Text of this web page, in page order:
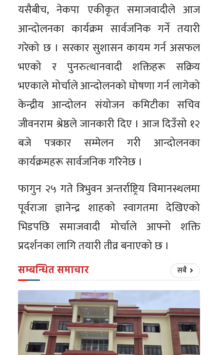
यसैबीच, नेकपा एकीकृत समाजवादीले आज
आन्दोलनका कार्यक्रम सार्वजनिक गर्ने तयारी
गरेको छ । सरकार सुशासन कायम गर्न असफल
भएको र पुनरुत्थानवादी शक्तिहरू सक्रिय
भएकाले मोर्चाले आन्दोलनको घोषणा गर्न लागेको
केन्द्रीय आन्दोलन संयोजन कमिटीका सचिव
जीवनराम श्रेष्ठले जानकारी दिए । आज दिउँसो १२
बजे पत्रकार सम्मेलन गरी आन्दोलनका
कार्यक्रमहरू सार्वजनिक गरिनेछ ।
फागुन २५ गते त्रिभुवन अन्तर्राष्ट्रिय विमानस्थलमा
पूर्वराजा ज्ञानेन्द्र शाहको स्वागतमा देखिएको
भिडपछि समाजवादी मोर्चाले आफ्नो शक्ति
प्रदर्शनका लागि तयारी तीव्र बनाएको छ ।
सम्बन्धित समाचार सबै